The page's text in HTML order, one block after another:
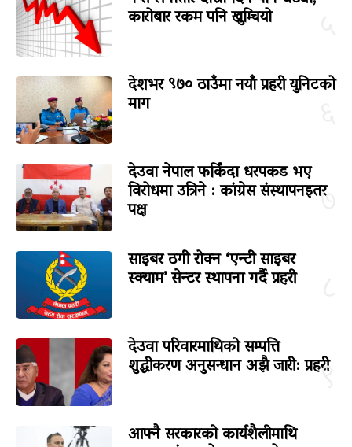
कारोबार रकम पनि खुम्चियो
देशभर ९७० ठाउँमा नयाँ प्रहरी युनिटको
माग
७
देउवा नेपाल फर्किंदा धरपकड भए
विरोधमा उत्रिने : कांग्रेस संस्थापनइतर
पक्ष
साइबर ठगी रोक्न ‘एन्टी साइबर
स्क्याम’ सेन्टर स्थापना गर्दै प्रहरी
९
देउवा परिवारमाथिको सम्पत्ति
शुद्धीकरण अनुसन्धान अझै जारी: प्रहरी
आफ्नै सरकारको कार्यशैलीमाथि